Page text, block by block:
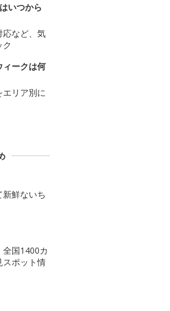
いつから
応など、気
ク
ィークは何
エリア別に
鮮ないち
全国1400カ
スポット情